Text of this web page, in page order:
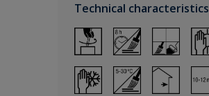
Technical characteristics